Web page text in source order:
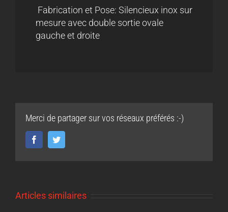
Fabrication et Pose: Silencieux inox sur
mesure avec double sortie ovale
gauche et droite
Merci de partager sur vos réseaux préférés :-)
FacebookTwitter
Articles similaires